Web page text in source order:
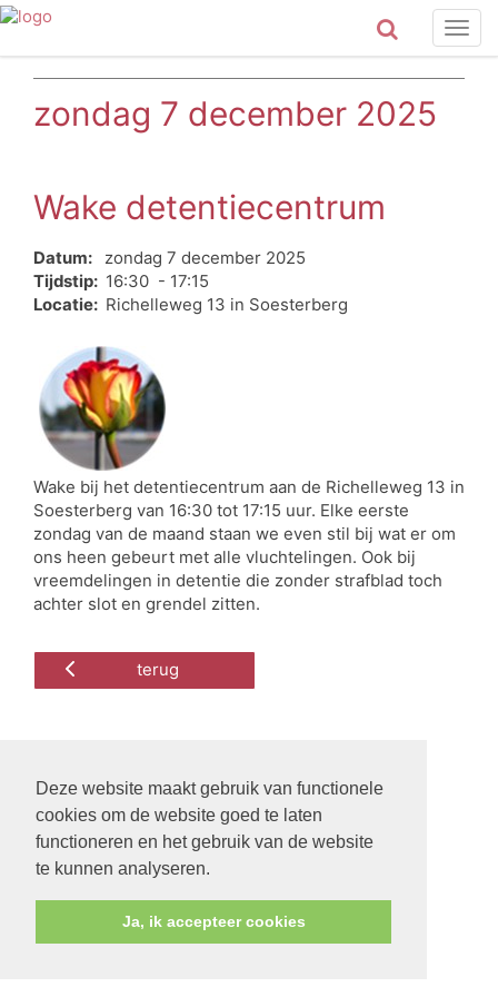
Deze website maakt gebruik van functionele
cookies om de website goed te laten
functioneren en het gebruik van de website
te kunnen analyseren.
Ja, ik accepteer cookies
zondag 7 december 2025
Wake detentiecentrum
Datum:
zondag 7 december 2025
Tijdstip: 16:30 - 17:15
Locatie: Richelleweg 13 in Soesterberg
Wake bij het detentiecentrum aan de Richelleweg 13 in
Soesterberg van 16:30 tot 17:15 uur. Elke eerste
zondag van de maand staan we even stil bij wat er om
ons heen gebeurt met alle vluchtelingen. Ook bij
vreemdelingen in detentie die zonder strafblad toch
achter slot en grendel zitten.
terug